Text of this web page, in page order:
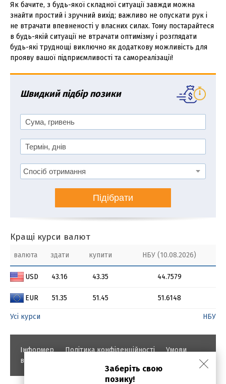
Як бачите, з будь-якої складної ситуації завжди можна
знайти простий і зручний вихід; важливо не опускати рук і
не втрачати впевненості у власних силах. Тому постарайтеся
в будь-якій ситуації не втрачати оптимізму і розглядати
будь-які труднощі виключно як додаткову можливість для
прояву вашої підприємливості та самореалізації!
Швидкий підбір позики
Підібрати
Кращі курси валют
валюта здати купити НБУ (10.08.2026)
USD 43.16 43.35 44.7579
EUR 51.35 51.45 51.6148
Усі курси НБУ
Інформер Політика конфіденційності
Умови
використання
Заберіть свою
позику!